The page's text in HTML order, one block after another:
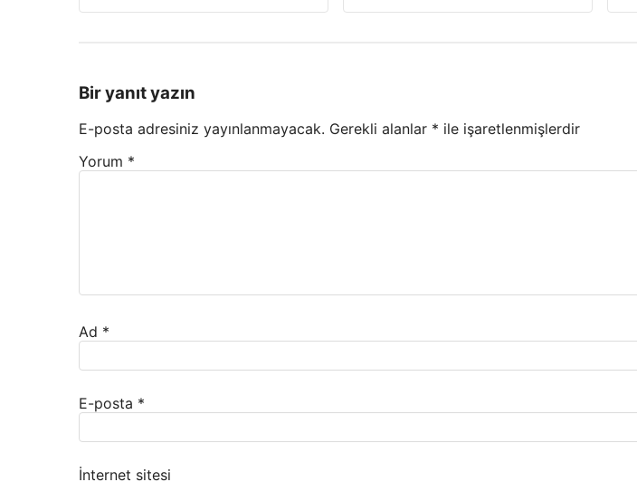
Bir yanıt yazın
E-posta adresiniz yayınlanmayacak. Gerekli alanlar * ile işaretlenmişlerdir
Yorum *
Ad *
E-posta *
İnternet sitesi